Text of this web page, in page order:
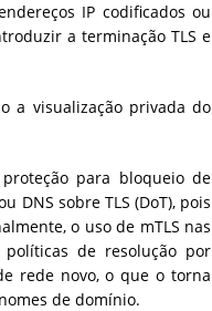
IP codificados ou
a terminação TLS e
para bloqueio de
DNS sobre TLS (DoT), pois
o uso de mTLS nas
de resolução por
rede novo, o que o torna
de domínio.